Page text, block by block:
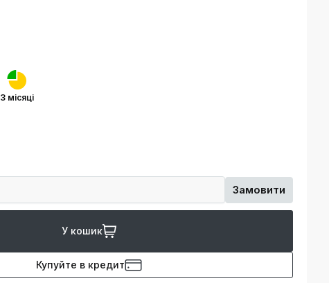
3 місяці
Замовити
У кошик
Купуйте в кредит